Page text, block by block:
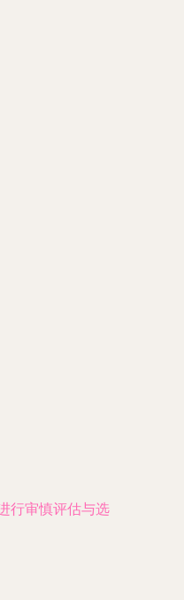
行审慎评估与选